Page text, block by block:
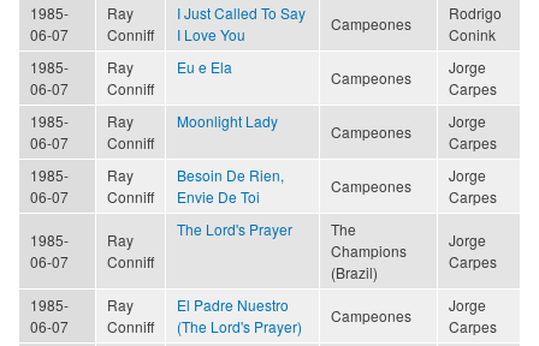
1985-
06-07
Ray
Conniff
I Just Called To Say
I Love You
Campeones
Rodrigo
Conink
1985-
06-07
Ray
Conniff
Eu e Ela
Campeones
Jorge
Carpes
1985-
06-07
Ray
Conniff
Moonlight Lady
Campeones
Jorge
Carpes
1985-
06-07
Ray
Conniff
Besoin De Rien,
Envie De Toi
Campeones
Jorge
Carpes
1985-
06-07
Ray
Conniff
The Lord's Prayer
The
Champions
(Brazil)
Jorge
Carpes
1985-
06-07
Ray
Conniff
El Padre Nuestro
(The Lord's Prayer)
Campeones
Jorge
Carpes